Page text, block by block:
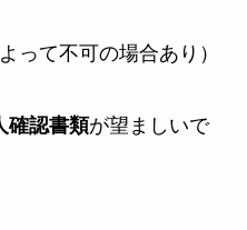
って不可の場合あり）
確認書類が望ましいで